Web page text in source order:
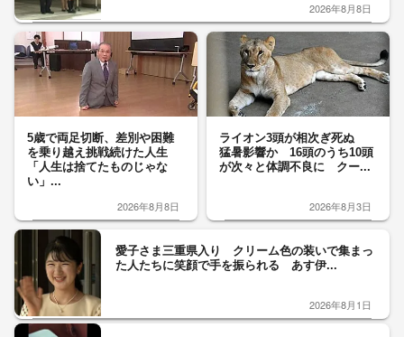
2026年8月8日
5歳で両足切断、差別や困難
を乗り越え挑戦続けた人生
「人生は捨てたものじゃな
い」...
2026年8月8日
ライオン3頭が相次ぎ死ぬ
猛暑影響か 16頭のうち10頭
が次々と体調不良に クー...
2026年8月3日
愛子さま三重県入り クリーム色の装いで集まっ
た人たちに笑顔で手を振られる あす伊...
2026年8月1日